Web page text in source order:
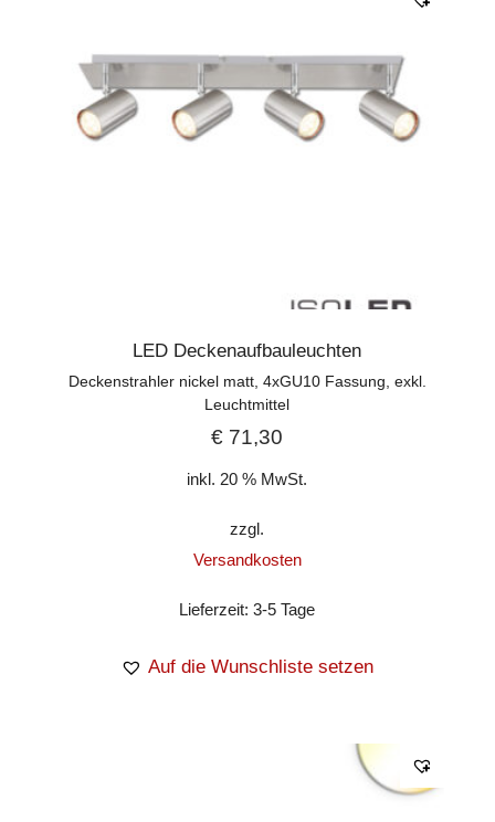
LED Deckenaufbauleuchten
Deckenstrahler nickel matt, 4xGU10 Fassung, exkl.
Leuchtmittel
€ 71,30
inkl. 20 % MwSt.
zzgl.
Versandkosten
Lieferzeit:3-5 Tage
Auf die Wunschliste setzen